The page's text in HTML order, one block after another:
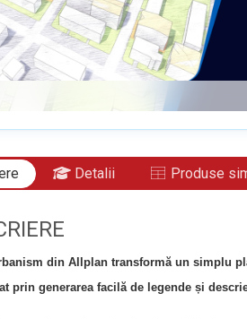
Detalii Produse
din Allplan transformă un simplu
prin generarea facilă de legende și